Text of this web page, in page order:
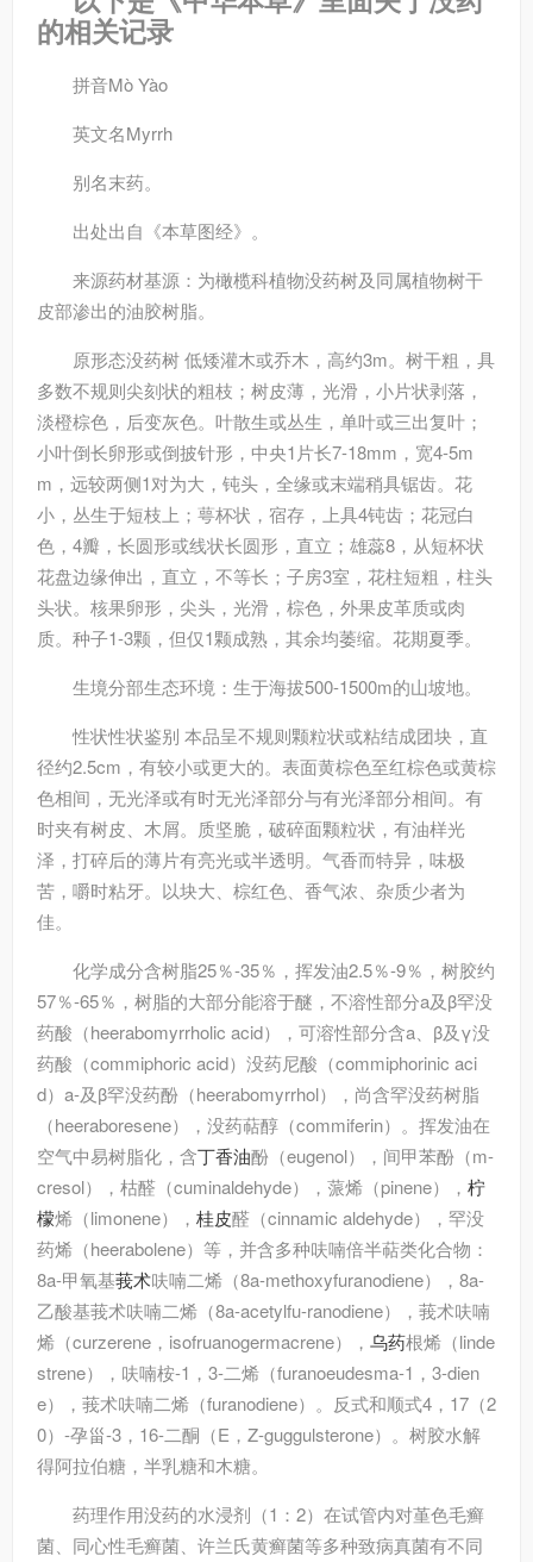
的相关记录
拼音Mò Yào
英文名Myrrh
别名末药。
出处出自《本草图经》。
来源药材基源：为橄榄科植物没药树及同属植物树干
皮部渗出的油胶树脂。
原形态没药树 低矮灌木或乔木，高约3m。树干粗，具
多数不规则尖刻状的粗枝；树皮薄，光滑，小片状剥落，
淡橙棕色，后变灰色。叶散生或丛生，单叶或三出复叶；
小叶倒长卵形或倒披针形，中央1片长7-18mm，宽4-5m
m，远较两侧1对为大，钝头，全缘或末端稍具锯齿。花
小，丛生于短枝上；萼杯状，宿存，上具4钝齿；花冠白
色，4瓣，长圆形或线状长圆形，直立；雄蕊8，从短杯状
花盘边缘伸出，直立，不等长；子房3室，花柱短粗，柱头
头状。核果卵形，尖头，光滑，棕色，外果皮革质或肉
质。种子1-3颗，但仅1颗成熟，其余均萎缩。花期夏季。
生境分部生态环境：生于海拔500-1500m的山坡地。
性状性状鉴别 本品呈不规则颗粒状或粘结成团块，直
径约2.5cm，有较小或更大的。表面黄棕色至红棕色或黄棕
色相间，无光泽或有时无光泽部分与有光泽部分相间。有
时夹有树皮、木屑。质坚脆，破碎面颗粒状，有油样光
泽，打碎后的薄片有亮光或半透明。气香而特异，味极
苦，嚼时粘牙。以块大、棕红色、香气浓、杂质少者为
佳。
化学成分含树脂25％-35％，挥发油2.5％-9％，树胶约
57％-65％，树脂的大部分能溶于醚，不溶性部分a及β罕没
药酸（heerabomyrrholic acid），可溶性部分含a、β及γ没
药酸（commiphoric acid）没药尼酸（commiphorinic aci
d）a-及β罕没药酚（heerabomyrrhol），尚含罕没药树脂
（heeraboresene），没药萜醇（commiferin）。挥发油在
空气中易树脂化，含丁香油酚（eugenol），间甲苯酚（m-
cresol），枯醛（cuminaldehyde），蒎烯（pinene）， 柠
檬烯（limonene）， 桂皮醛（cinnamic aldehyde），罕没
药烯（heerabolene）等，并含多种呋喃倍半萜类化合物：
8a-甲氧基莪术呋喃二烯（8a-methoxyfuranodiene），8a-
乙酸基莪术呋喃二烯（8a-acetylfu-ranodiene），莪术呋喃
烯（curzerene，isofruanogermacrene）， 乌药根烯（linde
strene），呋喃桉-1，3-二烯（furanoeudesma-1，3-dien
e），莪术呋喃二烯（furanodiene）。反式和顺式4，17（2
0）-孕甾-3，16-二酮（E，Z-guggulsterone）。树胶水解
得阿拉伯糖，半乳糖和木糖。
药理作用没药的水浸剂（1：2）在试管内对堇色毛癣
菌、同心性毛癣菌、许兰氏黄癣菌等多种致病真菌有不同